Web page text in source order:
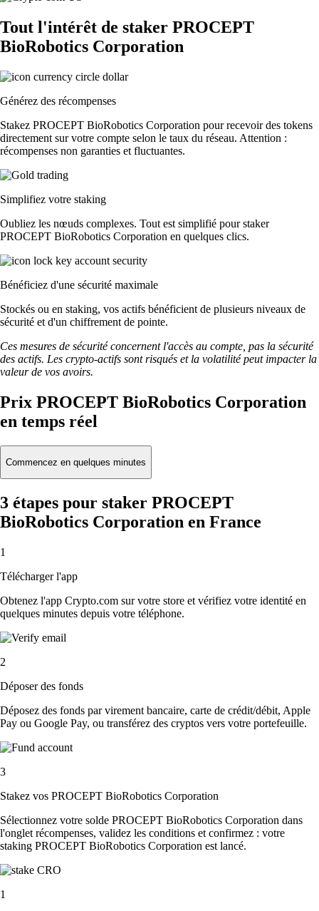
Tout l'intérêt de staker PROCEPT
BioRobotics Corporation
Générez des récompenses
Stakez PROCEPT BioRobotics Corporation pour recevoir des tokens
directement sur votre compte selon le taux du réseau. Attention :
récompenses non garanties et fluctuantes.
Simplifiez votre staking
Oubliez les nœuds complexes. Tout est simplifié pour staker
PROCEPT BioRobotics Corporation en quelques clics.
Bénéficiez d'une sécurité maximale
Stockés ou en staking, vos actifs bénéficient de plusieurs niveaux de
sécurité et d'un chiffrement de pointe.
Ces mesures de sécurité concernent l'accès au compte, pas la sécurité
des actifs. Les crypto-actifs sont risqués et la volatilité peut impacter la
valeur de vos avoirs.
Prix PROCEPT BioRobotics Corporation
en temps réel
Commencez en quelques minutes
3 étapes pour staker PROCEPT
BioRobotics Corporation en France
1
Télécharger l'app
Obtenez l'app Crypto.com sur votre store et vérifiez votre identité en
quelques minutes depuis votre téléphone.
2
Déposer des fonds
Déposez des fonds par virement bancaire, carte de crédit/débit, Apple
Pay ou Google Pay, ou transférez des cryptos vers votre portefeuille.
3
Stakez vos PROCEPT BioRobotics Corporation
Sélectionnez votre solde PROCEPT BioRobotics Corporation dans
l'onglet récompenses, validez les conditions et confirmez : votre
staking PROCEPT BioRobotics Corporation est lancé.
1